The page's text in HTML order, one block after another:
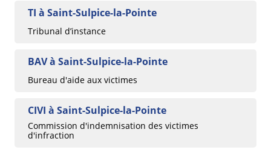
TI à Saint-Sulpice-la-Pointe
Tribunal d’instance
BAV à Saint-Sulpice-la-Pointe
Bureau d'aide aux victimes
CIVI à Saint-Sulpice-la-Pointe
Commission d'indemnisation des victimes
d'infraction